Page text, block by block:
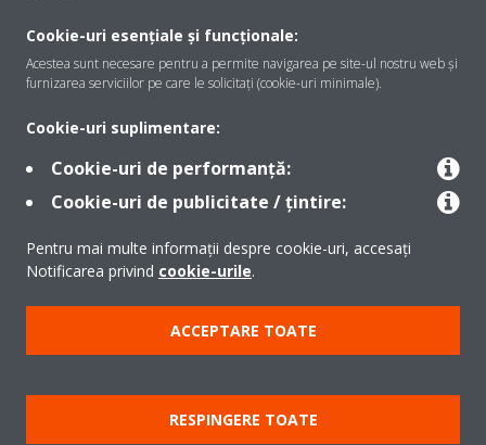
Despre Daikin
Contact
Produse
Copyright © Daikin
Notă legală
Cookie Notice
Politica de protecție a datelor
Etica corporativă
Termeni şi condiţii
Cookie-uri esențiale și funcționale:
Acestea sunt necesare pentru a permite navigarea pe site-ul nostru web și
furnizarea serviciilor pe care le solicitați (cookie-uri minimale).
Cookie-uri suplimentare:
Cookie-uri de performanță:
Cookie-uri de publicitate / țintire:
Pentru mai multe informații despre cookie-uri, accesați
Notificarea privind cookie-urile.
ACCEPTARE TOATE
RESPINGERE TOATE